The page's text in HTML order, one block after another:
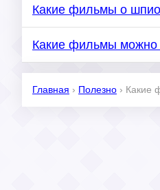
Какие фильмы о
Какие фильмы можно
Главная › Полезно › Какие